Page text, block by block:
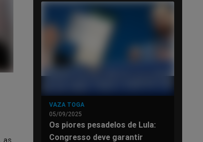
VAZA TOGA
05/09/2025
Os piores pesadelos de Lula:
Congresso deve garantir